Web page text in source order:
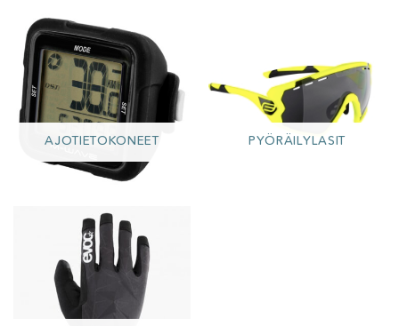
AJOTIETOKONEET PYÖRÄILYLASIT